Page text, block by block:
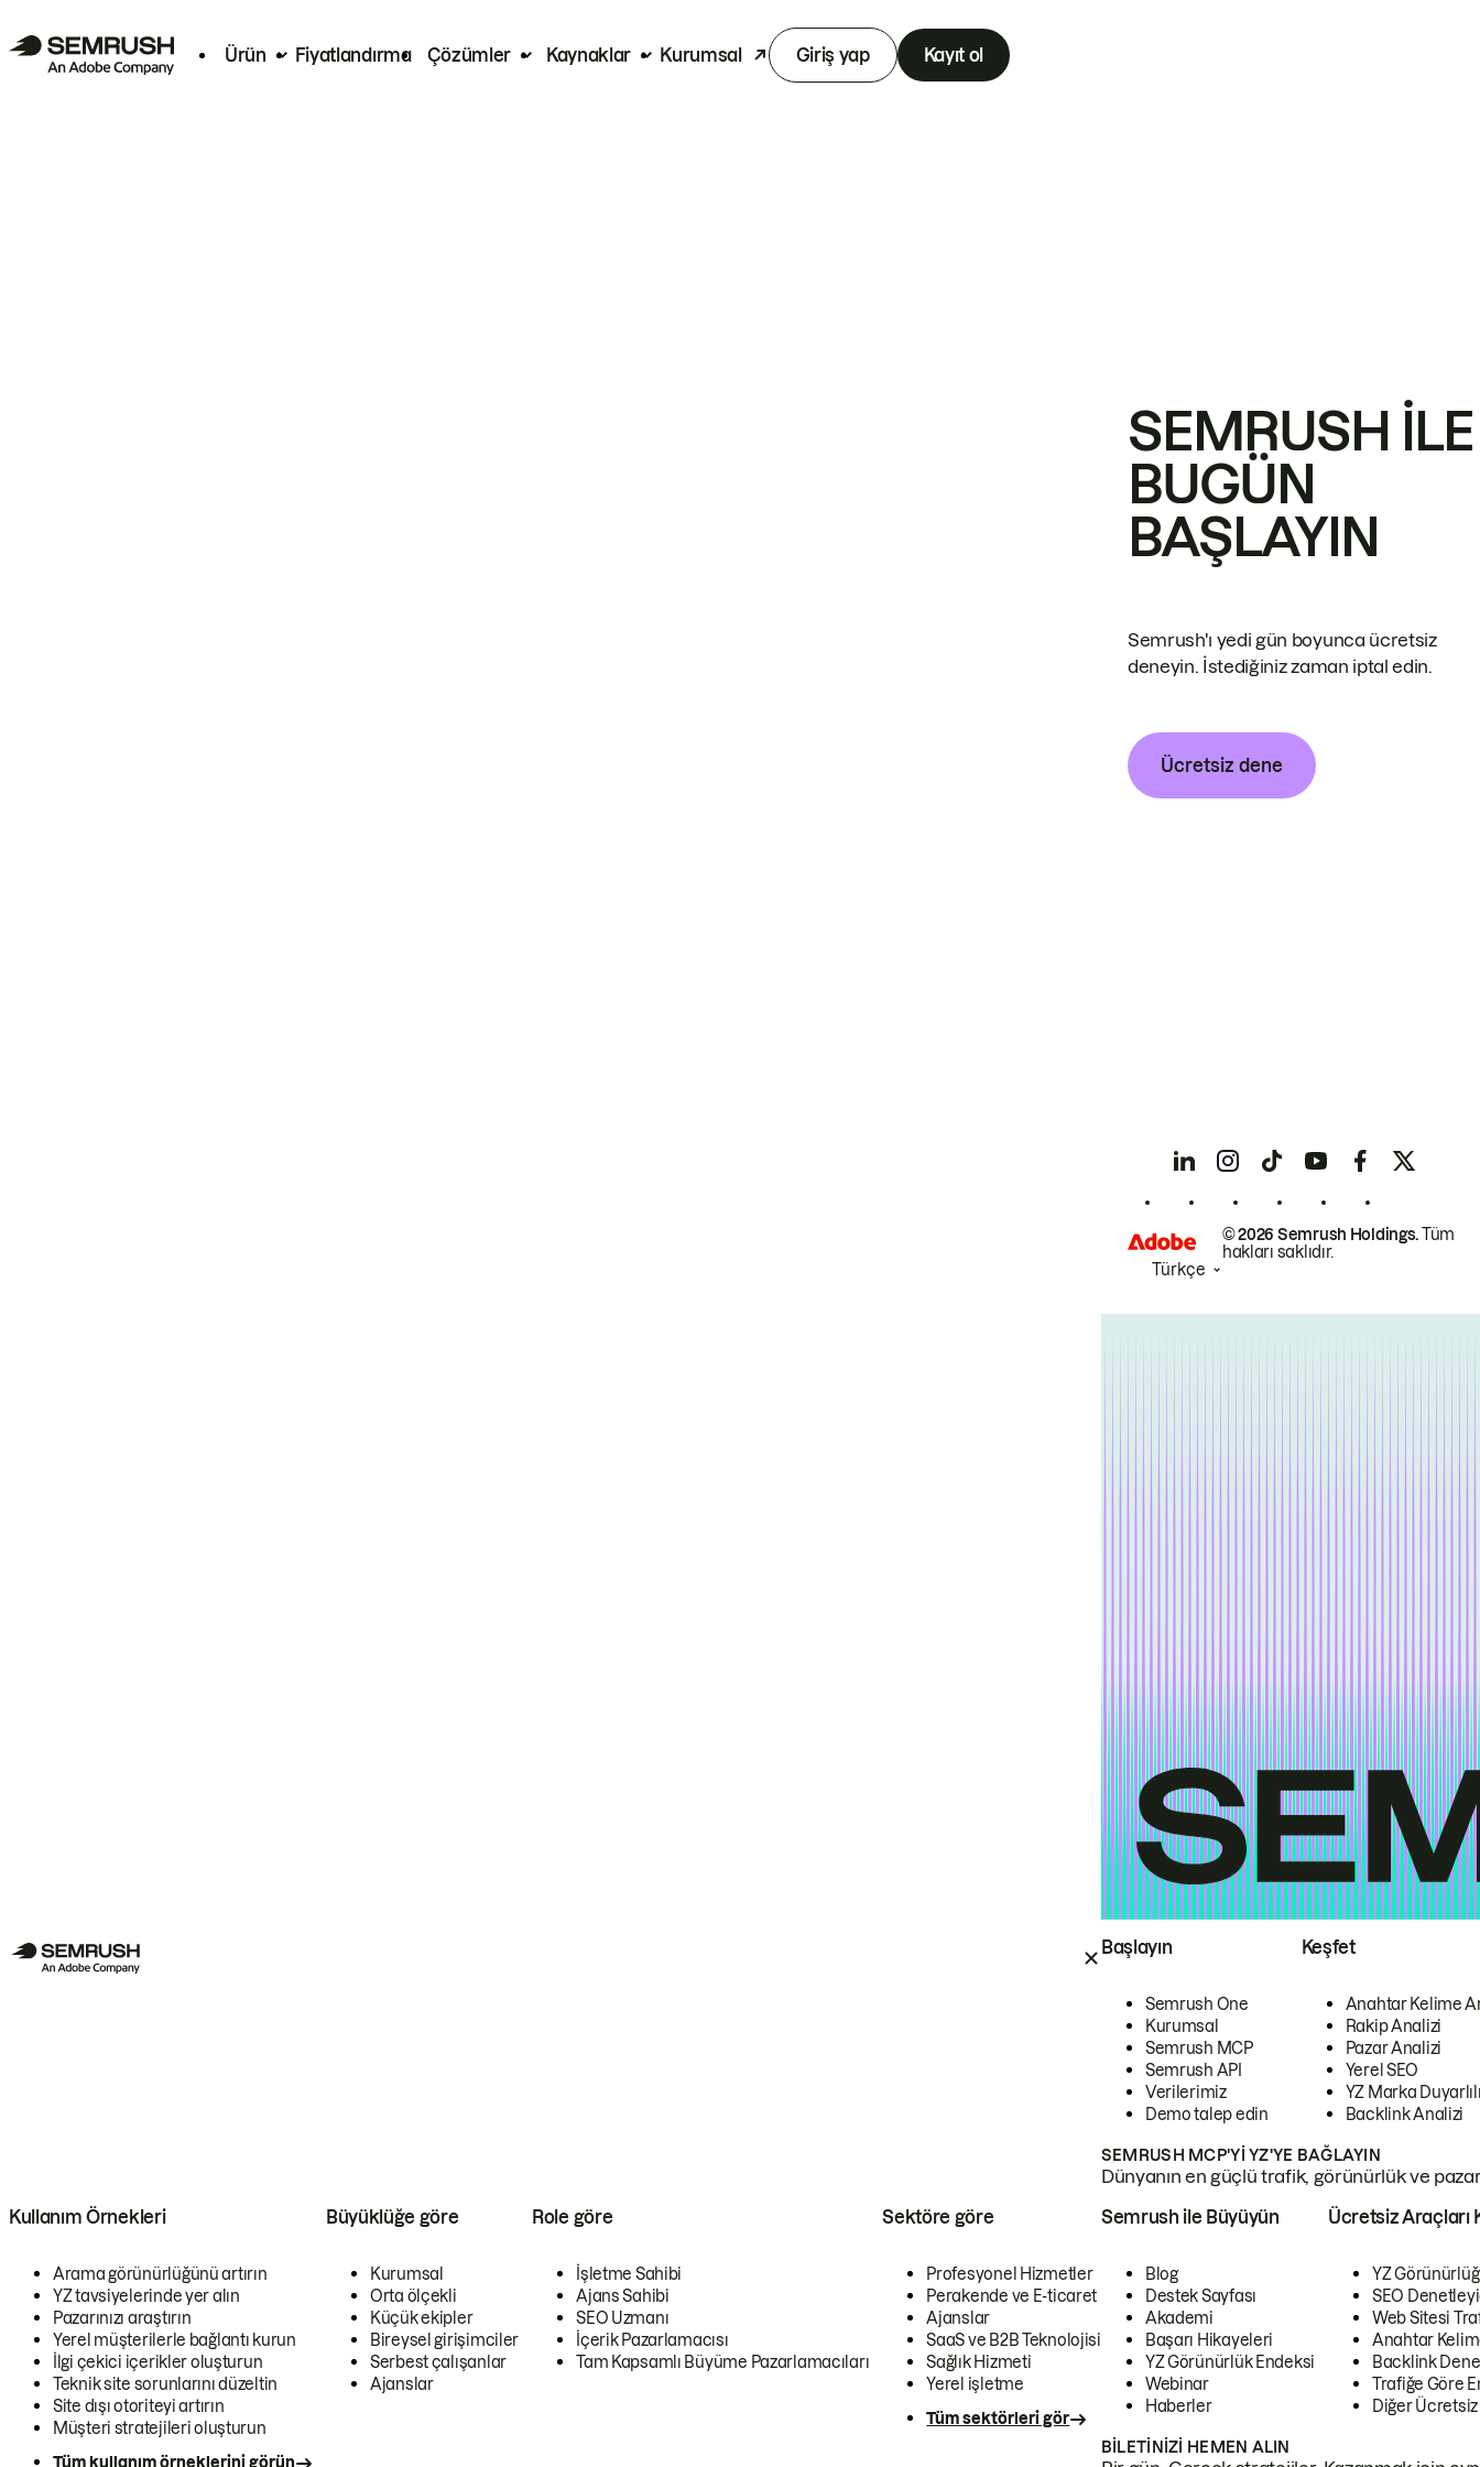
Ürün Fiyatlandırma Çözümler Kaynaklar Kurumsal Giriş yap Kayıt ol
Başlayın
Semrush One
Kurumsal
Semrush MCP
Semrush API
Verilerimiz
Demo talep edin
Keşfet
Anahtar Kelime
Rakip Analizi
Pazar Analizi
Yerel SEO
YZ Marka
Backlink Analizi
SEMRUSH MCP'YI YZ'YE BAĞLAYIN
Dünyanın en güçlü trafik, görünürlük ve
Kullanım Örnekleri
Arama görünürlüğünü artırın
YZ tavsiyelerinde yer alın
Pazarınızı araştırın
Yerel müşterilerle bağlantı kurun
İlgi çekici içerikler oluşturun
Teknik site sorunlarını düzeltin
Site dışı otoriteyi artırın
Müşteri stratejileri oluşturun
Tüm kullanım örneklerini görün
Büyüklüğe göre
Kurumsal
Orta ölçekli
Küçük ekipler
Bireysel girişimciler
Serbest çalışanlar
Ajanslar
Role göre
İşletme Sahibi
Ajans Sahibi
SEO Uzmanı
İçerik Pazarlamacısı
Tam Kapsamlı Büyüme Pazarlamacıları
Sektöre göre
Profesyonel Hizmetler
Perakende ve E-ticaret
Ajanslar
SaaS ve B2B Teknolojisi
Sağlık Hizmeti
Yerel işletme
Tüm sektörleri gör
Semrush ile Büyüyün
Blog
Destek Sayfası
Akademi
Başarı Hikayeleri
YZ Görünürlük Endeksi
Webinar
Haberler
Ücretsiz Araçları
YZ
SEO
Web Sitesi
Anahtar
Backlink
Trafiğe Göre
Diğer
BILETINIZI HEMEN ALIN
SEMRUSH ILE
BUGÜN
BAŞLAYIN
Semrush'ı yedi gün boyunca ücretsiz
deneyin. İstediğiniz zaman iptal edin.
Ücretsiz dene
© 2026 Semrush Holdings.Tüm
hakları saklıdır.
Türkçe